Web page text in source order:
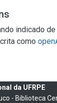
indicado
como
da UFRPE
- Biblioteca